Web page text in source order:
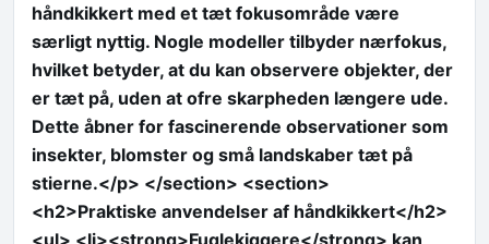
håndkikkert med et tæt fokusområde være
særligt nyttig. Nogle modeller tilbyder nærfokus,
hvilket betyder, at du kan observere objekter, der
er tæt på, uden at ofre skarpheden længere ude.
Dette åbner for fascinerende observationer som
insekter, blomster og små landskaber tæt på
stierne.</p> </section> <section>
<h2>Praktiske anvendelser af håndkikkert</h2>
<ul> <li><strong>Fuglekiggere</strong> kan